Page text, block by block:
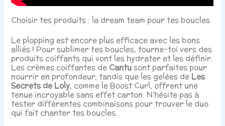
Choisir tes produits : la dream team pour tes boucles
Le plopping est encore plus efficace avec les bons
alliés ! Pour sublimer tes boucles, tourne-toi vers des
produits coiffants qui vont les hydrater et les définir.
Les crèmes coiffantes de Cantusont parfaites pour
nourrir en profondeur, tandis que les gelées de Les
Secrets de Loly, comme le Boost Curl, offrent une
tenue incroyable sans effet carton. N’hésite pas à
tester différentes combinaisons pour trouver le duo
qui fait chanter tes boucles.